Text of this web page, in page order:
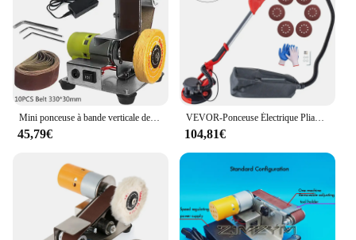
Mini ponceuse à bande verticale de bureau, ponceuse électrique, polissage, rectifieuse, 7 vitesses avec meule, 110V-220V, 10 pièces
45,79€
VEVOR-Ponceuse Électrique Pliable pour Cloisons Sèches, Machine à Polir Extensible avec Bande Lumineuse LED, 750W
104,81€